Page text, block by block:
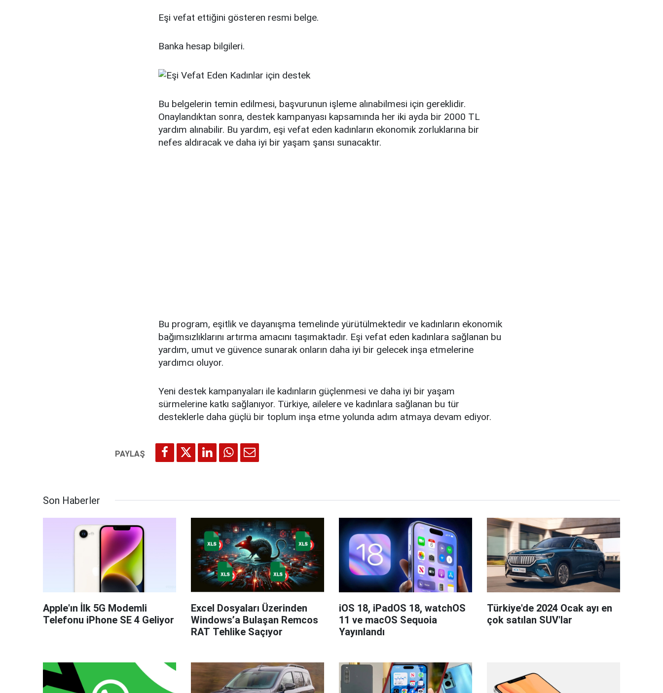
Eşi vefat ettiğini gösteren resmi belge.
Banka hesap bilgileri.
Bu belgelerin temin edilmesi, başvurunun işleme alınabilmesi için gereklidir.
Onaylandıktan sonra, destek kampanyası kapsamında her iki ayda bir 2000 TL
yardım alınabilir. Bu yardım, eşi vefat eden kadınların ekonomik zorluklarına bir
nefes aldıracak ve daha iyi bir yaşam şansı sunacaktır.
Bu program, eşitlik ve dayanışma temelinde yürütülmektedir ve kadınların ekonomik
bağımsızlıklarını artırma amacını taşımaktadır. Eşi vefat eden kadınlara sağlanan bu
yardım, umut ve güvence sunarak onların daha iyi bir gelecek inşa etmelerine
yardımcı oluyor.
Yeni destek kampanyaları ile kadınların güçlenmesi ve daha iyi bir yaşam
sürmelerine katkı sağlanıyor. Türkiye, ailelere ve kadınlara sağlanan bu tür
desteklerle daha güçlü bir toplum inşa etme yolunda adım atmaya devam ediyor.
Son Haberler
Apple'ın İlk 5G Modemli
Telefonu iPhone SE 4 Geliyor
Excel Dosyaları Üzerinden
Windows’a Bulaşan Remcos
RAT Tehlike Saçıyor
iOS 18, iPadOS 18, watchOS
11 ve macOS Sequoia
Yayınlandı
Türkiye'de 2024 Ocak ayı en
çok satılan SUV'lar